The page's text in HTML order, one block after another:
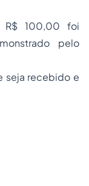
R$ 100,00 foi
pelo
seja recebido e